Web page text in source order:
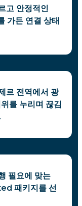
고 안정적인
가든 연결 상태
르 전역에서 광
를 누리며 끊김
필요에 맞는
패키지를 선